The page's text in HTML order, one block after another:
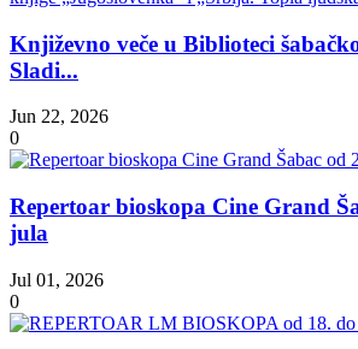
Književno veče u Biblioteci
Sladi...
Jun 22, 2026
0
Repertoar bioskopa Cine Grand
jula
Jul 01, 2026
0